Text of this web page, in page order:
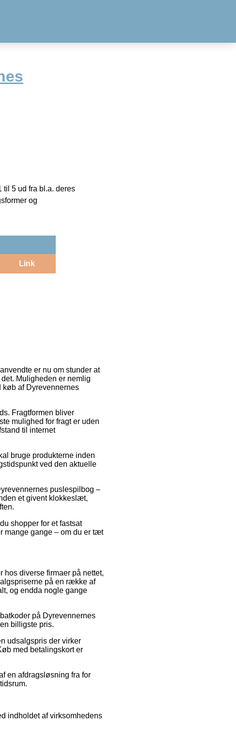
5 ud fra bl.a. deres
og
Link
er nu om stunder at
Muligheden er nemlig
af Dyrevennernes
Fragtformen bliver
mulighed for fragt er uden
til internet
bruge produkterne inden
ved den aktuelle
puslespilbog –
et givent klokkeslæt,
shopper for et fastsat
mange gange – om du er tæt
hos diverse firmaer på nettet,
på en række af
og endda nogle gange
på Dyrevennernes
billigste pris.
udsalgspris der virker
med betalingskort er
en afdragsløsning fra for
indholdet af virksomhedens